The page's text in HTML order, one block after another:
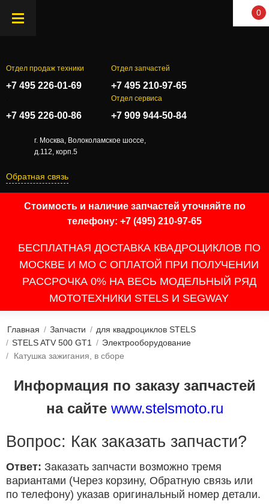
0
Отдел продаж техники
+7 495 226-01-69
Отдел запчастей
+7 495 210-97-65
+7 495 226-00-86
Отдел сервиса
+7 909 944-50-84
г. Москва, Волоколамское шоссе,
д.112, корп.5
Обратная связь
Стоимость и наличие запчастей уточняйте по
телефону: +7 (495) 210-97-65
БЕСПЛАТНАЯ ДОСТАВКА КВАДРОЦИКЛОВ ПО
МОСКВЕ И МО С ОПЛАТОЙ ПРИ ПОЛУЧЕНИИ
РАССРОЧКА 0% НА ВЕСЬ МОДЕЛЬНЫЙ РЯД
МОТОТЕХНИКИ STELS И SEGWAY
Главная / Запчасти / для квадроциклов STELS
/ STELS ATV 500 GT1 / Электрооборудование
/
Катушка зажигания, в сборе
Информация по заказу запчастей
на сайте www.stelsmoto.ru
Вопрос: Как заказать запчасти?
Ответ: Заказать запчасти возможно тремя
вариантами (Через корзину, Обратную связь или
по телефону) указав оригинальный номер детали.